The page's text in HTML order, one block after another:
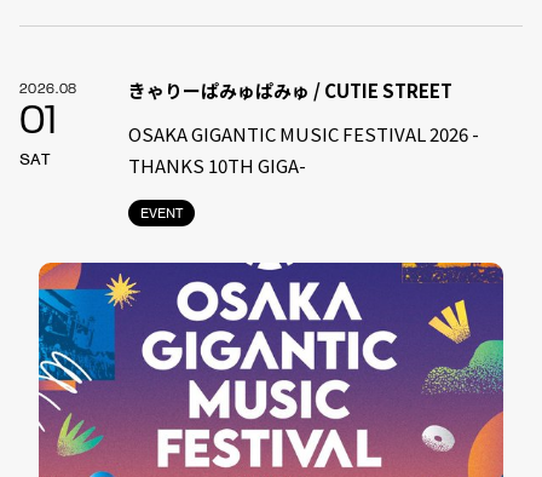
2026.08
01
SAT
EVENT
きゃりーぱみゅぱみゅ / CUTIE STREET
OSAKA GIGANTIC MUSIC FESTIVAL 2026 -
THANKS 10TH GIGA-